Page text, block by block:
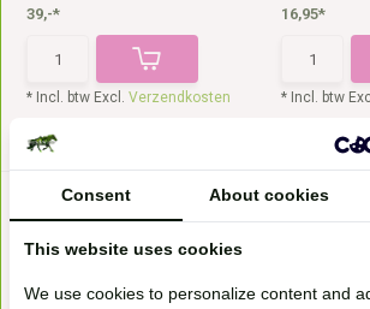
39,-*
* Incl. btw Excl.Verzendkosten
16,95*
* Incl. btw
Consent About cookies
This website uses cookies
We use cookies to personalize content and